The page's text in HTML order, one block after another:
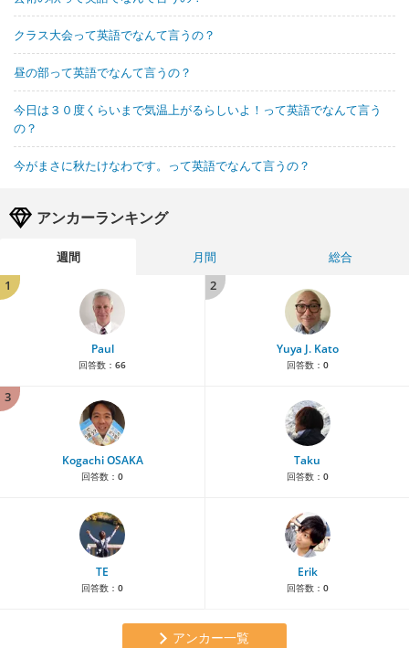
クラス大会って英語でなんて言うの？
昼の部って英語でなんて言うの？
今日は３０度くらいまで気温上がるらしいよ！って英語でなんて言う
の？
今がまさに秋たけなわです。って英語でなんて言うの？
アンカーランキング
週間 月間
総合
1
Paul
回答数： 66
2
Yuya J. Kato
回答数： 0
3
Kogachi OSAKA
回答数： 0
Taku
回答数： 0
TE
回答数： 0
Erik
回答数： 0
アンカー一覧